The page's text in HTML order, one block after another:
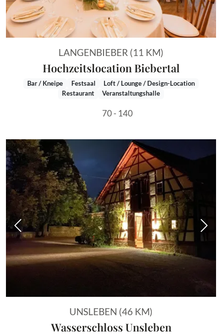
LANGENBIEBER (11 KM)
Hochzeitslocation Biebertal
Bar / Kneipe Festsaal
Loft / Lounge / Design-Location
Restaurant
Veranstaltungshalle
70 - 140
Vorheriges Bild
UNSLEBEN (46 KM)
Wasserschloss Unsleben